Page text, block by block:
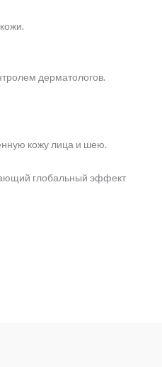
дерматологов.
кожу лица и шею.
глобальный эффект